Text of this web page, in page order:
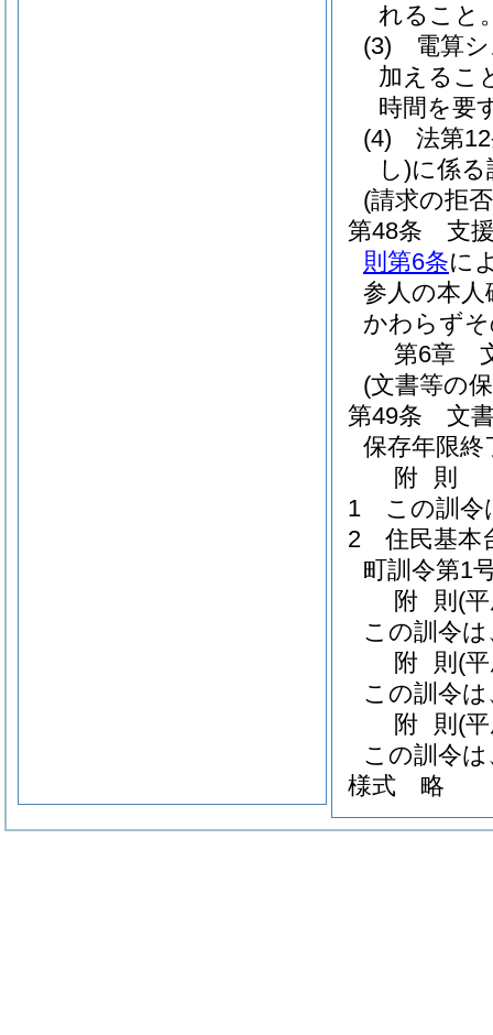
れること
(3)
電算
加えるこ
時間を要
(4)
法第
し)に係
(請求の拒
第48条
支
則第6条に
参人の本
かわらず
第6章
(文書等の
第49条
文
保存年限
附 則
1
この訓令
2
住民基本
町訓令第1
附 則 (
この訓令
附 則 (
この訓令
附 則 (
この訓令
様式 略